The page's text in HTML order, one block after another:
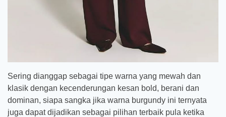
Sering dianggap sebagai tipe warna yang mewah dan
klasik dengan kecenderungan kesan bold, berani dan
dominan, siapa sangka jika warna burgundy ini ternyata
juga dapat dijadikan sebagai pilihan terbaik pula ketika